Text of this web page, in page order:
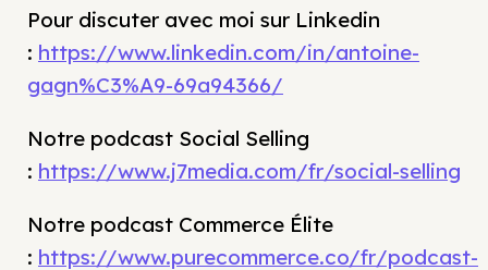
Pour discuter avec moi sur Linkedin
: https://www.linkedin.com/in/antoine-
gagn%C3%A9-69a94366/
Notre podcast Social Selling
: https://www.j7media.com/fr/social-selling
Notre podcast Commerce Élite
: https://www.purecommerce.co/fr/podcast-